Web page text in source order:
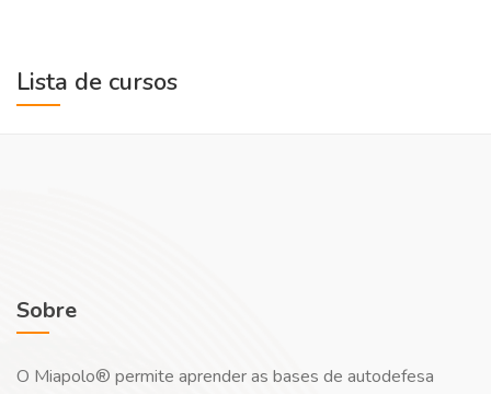
Lista de cursos
Sobre
O Miapolo® permite aprender as bases de autodefesa